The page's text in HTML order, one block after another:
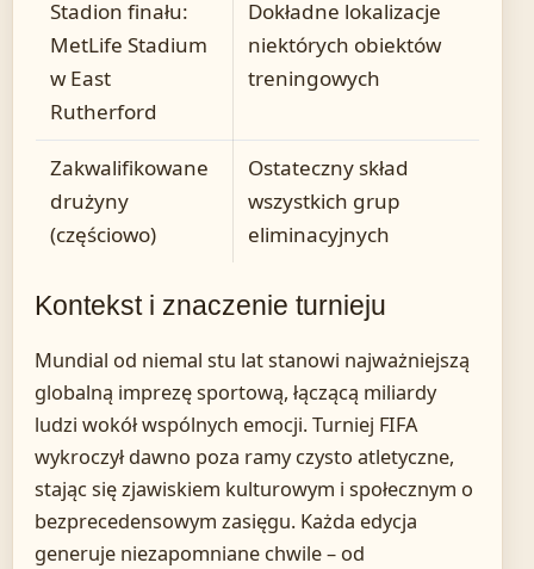
Stadion finału:
MetLife Stadium
w East
Rutherford
Dokładne lokalizacje
niektórych obiektów
treningowych
Zakwalifikowane
drużyny
(częściowo)
Ostateczny skład
wszystkich grup
eliminacyjnych
Kontekst i znaczenie turnieju
Mundial od niemal stu lat stanowi najważniejszą
globalną imprezę sportową, łączącą miliardy
ludzi wokół wspólnych emocji. Turniej FIFA
wykroczył dawno poza ramy czysto atletyczne,
stając się zjawiskiem kulturowym i społecznym o
bezprecedensowym zasięgu. Każda edycja
generuje niezapomniane chwile – od